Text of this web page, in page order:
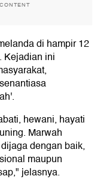
di hampir 12
Kejadian ini
hewani, hayati
Marwah
dengan baik,
maupun
jelasnya.